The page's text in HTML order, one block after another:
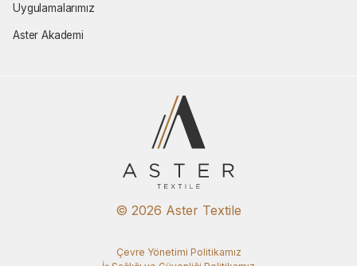
Uygulamalarımız
Aster Akademi
Çevre Yönetimi Politikamız
© 2026 Aster Textile